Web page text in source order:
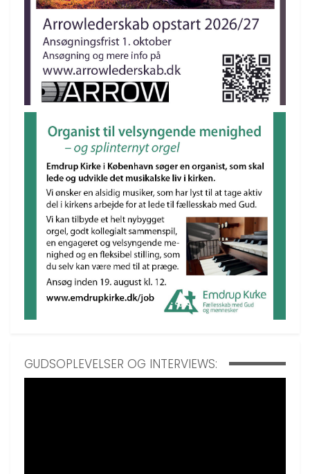
GUDSOPLEVELSER OG INTERVIEWS: